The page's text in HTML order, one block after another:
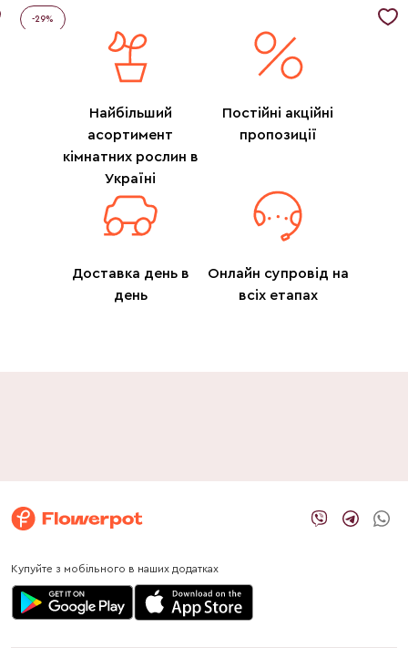
-29%
Найбільший
асортимент
кімнатних рослин в
Україні
Постійні акційні
пропозиції
Доставка день в
день
Онлайн супровід на
всіх етапах
Купуйте з мобільного в наших додатках